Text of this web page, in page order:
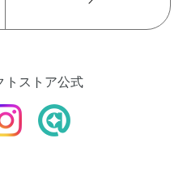
トストア公式